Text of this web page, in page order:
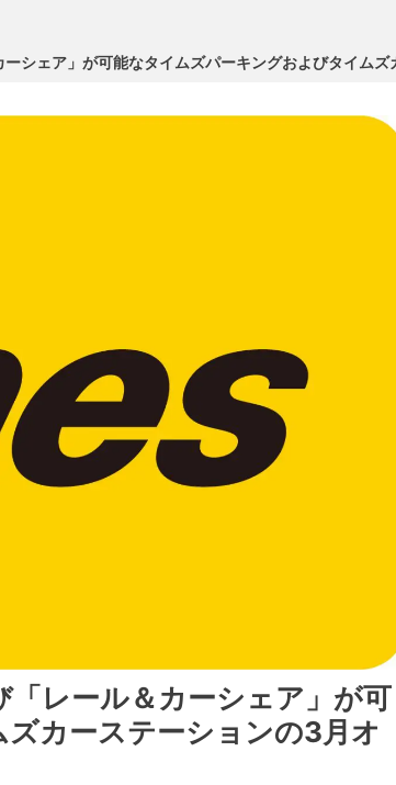
シェア」が可能なタイムズパーキングおよびタイム
レール＆カーシェア」が可
カーステーションの3月オ